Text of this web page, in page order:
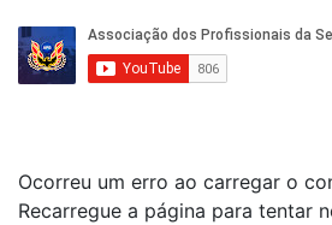
Ocorreu um erro ao carregar o
Recarregue a página para tentar